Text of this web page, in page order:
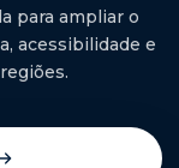
para ampliar o
acessibilidade e